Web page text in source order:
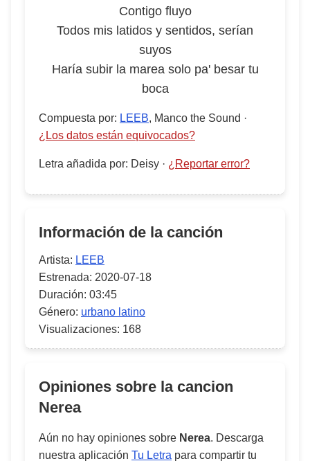
Contigo fluyo
Todos mis latidos y sentidos, serían
suyos
Haría subir la marea solo pa' besar tu
boca
Compuesta por: LEEB, Manco the Sound ·
¿Los datos están equivocados?
Letra añadida por: Deisy · ¿Reportar error?
Información de la canción
Artista: LEEB
Estrenada: 2020-07-18
Duración: 03:45
Género: urbano latino
Visualizaciones: 168
Opiniones sobre la cancion
Nerea
Aún no hay opiniones sobre Nerea. Descarga
nuestra aplicación Tu Letra para compartir tu